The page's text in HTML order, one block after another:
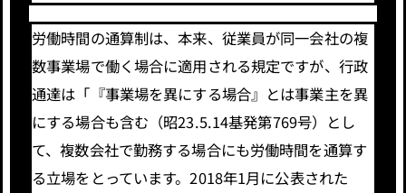
労働時間の通算制は、本来、従業員が同一会社の複
数事業場で働く場合に適用される規定ですが、行政
通達は「『事業場を異にする場合』とは事業主を異
にする場合も含む（昭23.5.14基発第769号）とし
て、複数会社で勤務する場合にも労働時間を通算す
る立場をとっています。2018年1月に公表された